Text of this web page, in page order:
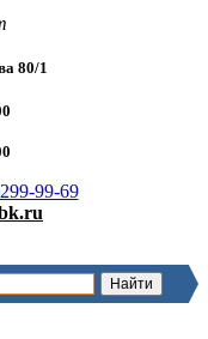
80/1
299-99-69